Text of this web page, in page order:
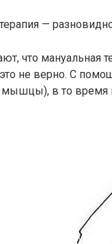
—
что мануальная
не верно. С
в то время